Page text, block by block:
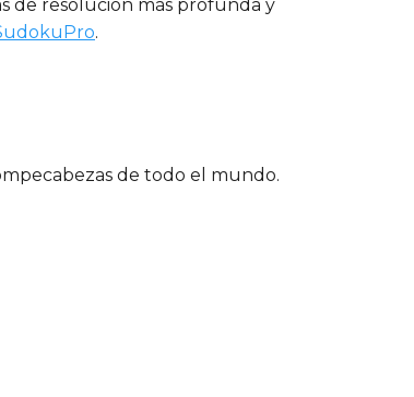
de resolución más profunda y
.
de todo el mundo.